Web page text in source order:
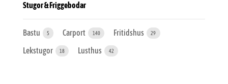
Stugor & Friggebodar
Bastu 5 Carport 140 Fritidshus 29
Lekstugor 18 Lusthus 42